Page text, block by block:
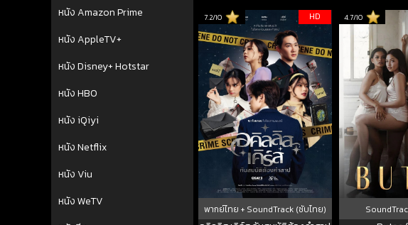
หนัง Amazon Prime
หนัง AppleTV+
หนัง Disney+ Hotstar
หนัง HBO
หนัง iQiyi
หนัง Netflix
หนัง Viu
หนัง WeTV
7.2/10 HD
พากย์ไทย + SoundTrack (ซับไทย)
4.7/10